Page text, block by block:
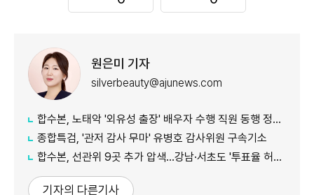
원은미 기자
silverbeauty@ajunews.com
합수본, 노태악 '외유성 출장' 배우자 수행 직원 동행 정황 포착
종합특검, '관저 감사 무마' 유병호 감사위원 구속기소
합수본, 선관위 9곳 추가 압색…강남·서초도 '투표율 허위 입력' 정황
기자의 다른기사